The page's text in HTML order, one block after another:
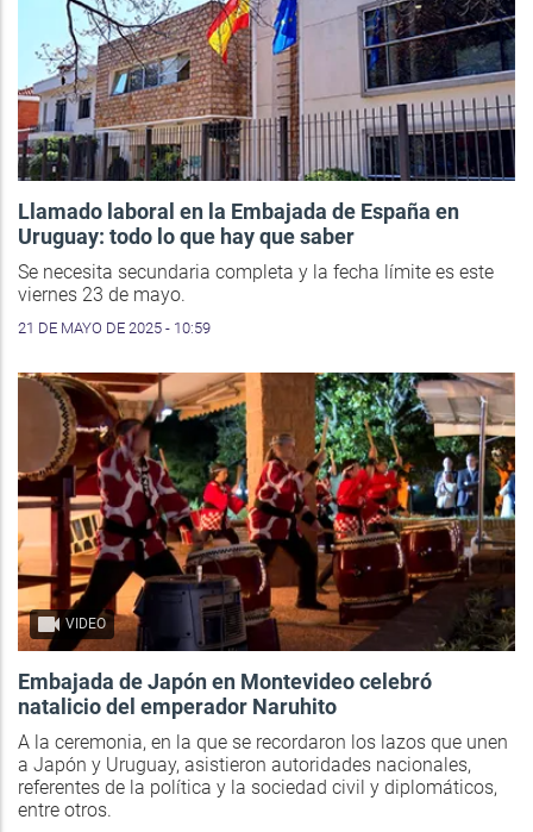
Llamado laboral en la Embajada de España en
Uruguay: todo lo que hay que saber
Se necesita secundaria completa y la fecha límite es este
viernes 23 de mayo.
21 DE MAYO DE 2025 - 10:59
VIDEO
Embajada de Japón en Montevideo celebró
natalicio del emperador Naruhito
A la ceremonia, en la que se recordaron los lazos que unen
a Japón y Uruguay, asistieron autoridades nacionales,
referentes de la política y la sociedad civil y diplomáticos,
entre otros.